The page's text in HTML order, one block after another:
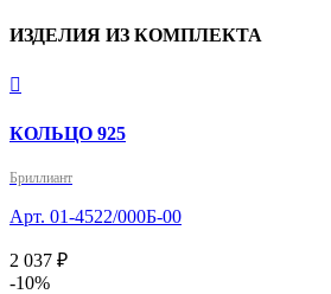
ИЗДЕЛИЯ ИЗ КОМПЛЕКТА

КОЛЬЦО 925
Бриллиант
Арт. 01-4522/000Б-00
2 037 ₽
-10%